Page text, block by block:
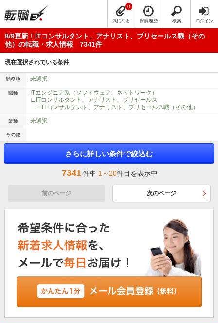
気になる
0
閲覧履歴 検索 ログイン
8/9更新！ITコンサルタント、アナリスト、プリセールス職（その
他）の転職・求人情報 7341件
現在選択されている条件
勤務地 未選択
職種
ITエンジニア系（ソフトウェア、ネットワーク）
∟ITコンサルタント、アナリスト、プリセールス
∟ITコンサルタント、アナリスト、プリセールス職（その他）
業種 未選択
その他
さらに詳しい条件で絞込む
7341件中 1～20件目を表示中
前のページ 次のページ